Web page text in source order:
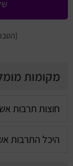
מקומות
חוצות תרבות
היכל התרבות